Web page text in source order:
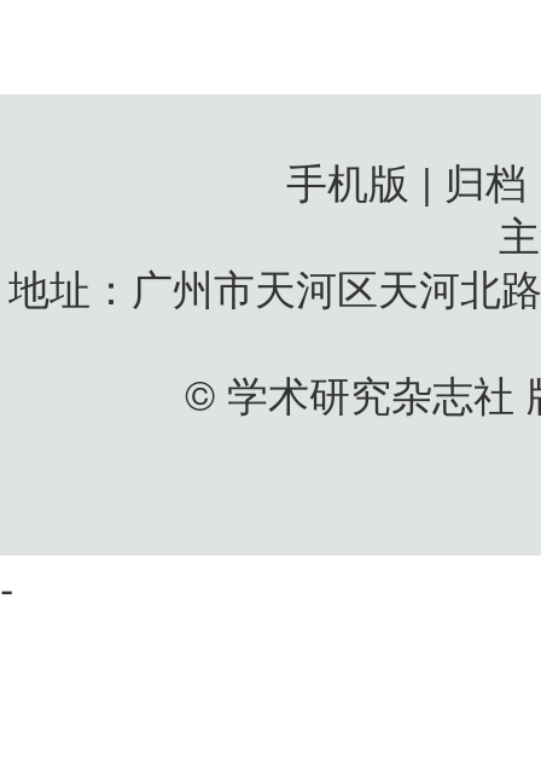
手机版 | 归
地址：广州市天河区天河北
© 学术研究杂志社
-